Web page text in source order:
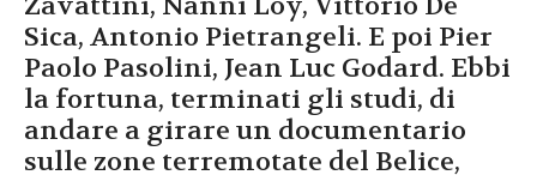
Sica, Antonio Pietrangeli. E poi Pier
Paolo Pasolini, Jean Luc Godard. Ebbi
la fortuna, terminati gli studi, di
andare a girare un documentario
sulle zone terremotate del Belice,